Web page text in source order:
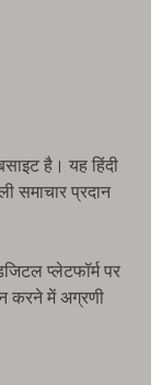
है। यह हिंदी
समाचार प्रदान
प्लेटफॉर्म पर
करने में अग्रणी